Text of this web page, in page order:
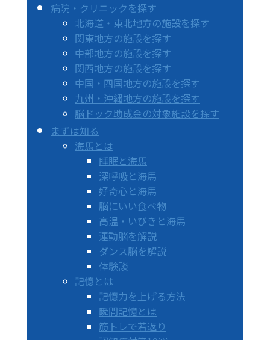
病院・クリニックを探す
北海道・東北地方の施設を探す
関東地方の施設を探す
中部地方の施設を探す
関西地方の施設を探す
中国・四国地方の施設を探す
九州・沖縄地方の施設を探す
脳ドック助成金の対象施設を探す
まずは知る
海馬とは
睡眠と海馬
深呼吸と海馬
好奇心と海馬
脳にいい食べ物
高温・いびきと海馬
運動脳を解説
ダンス脳を解説
体験談
記憶とは
記憶力を上げる方法
瞬間記憶とは
筋トレで若返り